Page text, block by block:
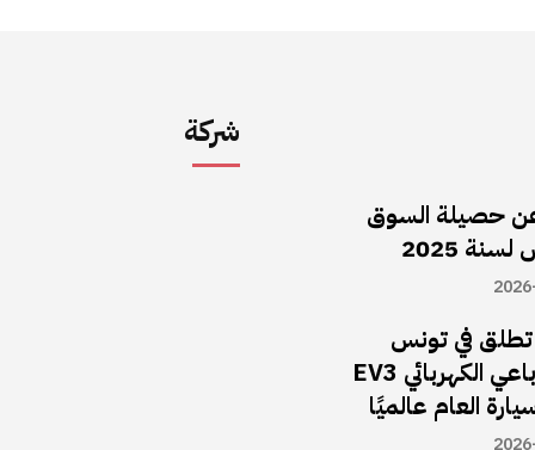
شركة
حصيلة السوق
2025
تطلق في تونس
سيارة الـدفع الرباعي الكهربائي EV3
العام عالميًا